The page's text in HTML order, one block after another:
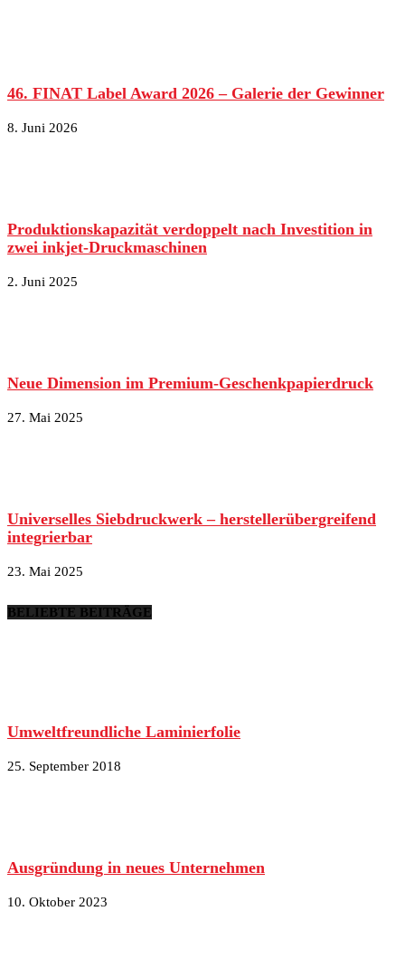
46. FINAT Label Award 2026 – Galerie der Gewinner
8. Juni 2026
Produktionskapazität verdoppelt nach Investition in
zwei inkjet-Druckmaschinen
2. Juni 2025
Neue Dimension im Premium-Geschenkpapierdruck
27. Mai 2025
Universelles Siebdruckwerk – herstellerübergreifend
integrierbar
23. Mai 2025
BELIEBTE BEITRÄGE
Umweltfreundliche Laminierfolie
25. September 2018
Ausgründung in neues Unternehmen
10. Oktober 2023